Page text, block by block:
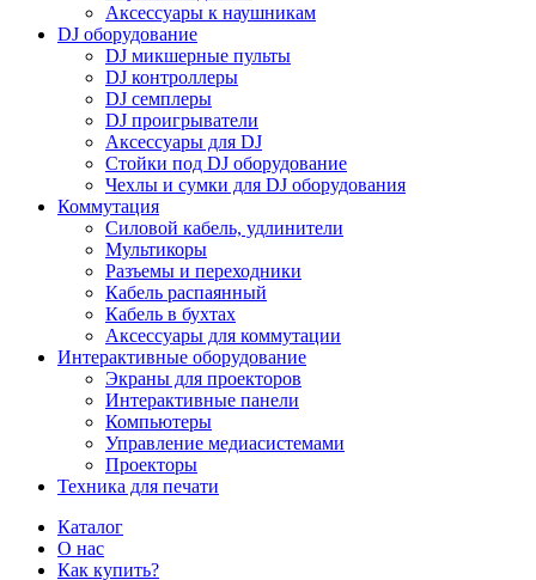
Аксессуары к наушникам
DJ оборудование
DJ микшерные пульты
DJ контроллеры
DJ семплеры
DJ проигрыватели
Аксессуары для DJ
Стойки под DJ оборудование
Чехлы и сумки для DJ оборудования
Коммутация
Силовой кабель, удлинители
Мультикоры
Разъемы и переходники
Кабель распаянный
Кабель в бухтах
Аксессуары для коммутации
Интерактивные оборудование
Экраны для проекторов
Интерактивные панели
Компьютеры
Управление медиасистемами
Проекторы
Техника для печати
Каталог
О нас
Как купить?